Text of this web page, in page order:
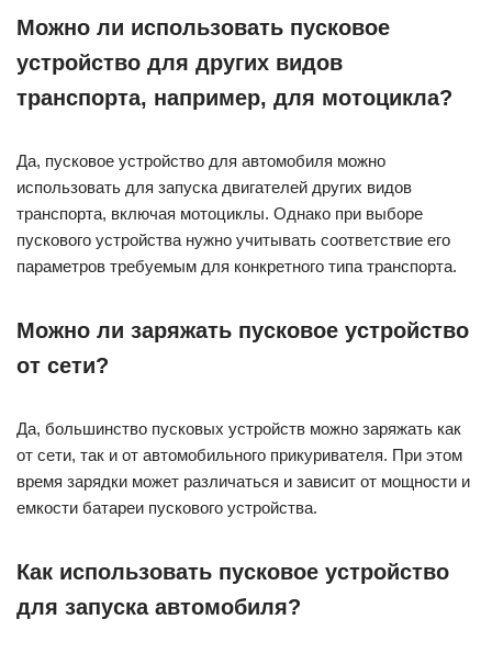
Можно ли использовать пусковое
устройство для других видов
транспорта, например, для мотоцикла?
Да, пусковое устройство для автомобиля можно
использовать для запуска двигателей других видов
транспорта, включая мотоциклы. Однако при выборе
пускового устройства нужно учитывать соответствие его
параметров требуемым для конкретного типа транспорта.
Можно ли заряжать пусковое устройство
от сети?
Да, большинство пусковых устройств можно заряжать как
от сети, так и от автомобильного прикуривателя. При этом
время зарядки может различаться и зависит от мощности и
емкости батареи пускового устройства.
Как использовать пусковое устройство
для запуска автомобиля?